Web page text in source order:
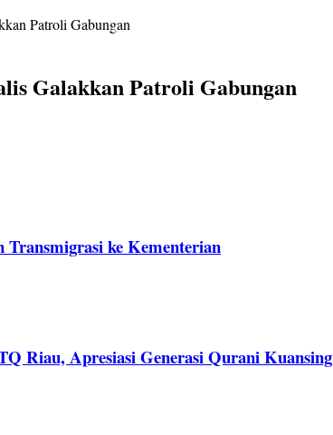
Patroli Gabungan
Galakkan Patroli Gabungan
ke Kementerian
Riau, Apresiasi Generasi Qurani Kuansing